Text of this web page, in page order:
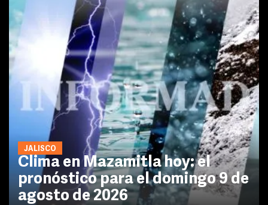
JALISCO
Clima en Mazamitla hoy: el
pronóstico para el domingo 9 de
agosto de 2026